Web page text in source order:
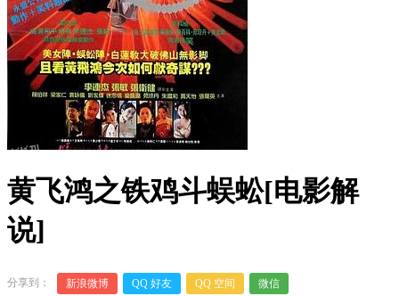
黄飞鸿之铁鸡斗蜈蚣[电影解
说]
分享到： 新浪微博 QQ 好友 QQ 空间 微信